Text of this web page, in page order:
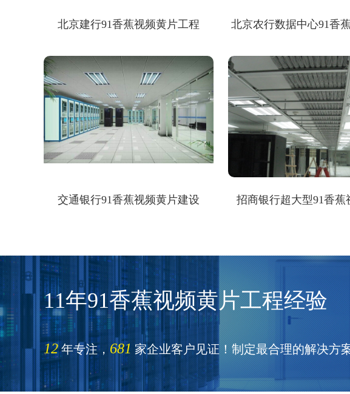
北京建行91香蕉视频黄片工程 北京农行数据中心91香
交通银行91香蕉视频黄片建设 招商银行超大型91香蕉
11年91香蕉视频黄片工程经验
12 年专注， 681 家企业客户见证！制定最合理的解决方